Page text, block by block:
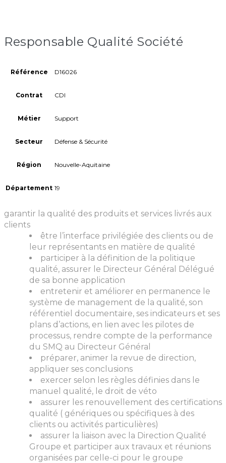
Responsable Qualité Société
Référence D16026
Contrat CDI
Métier Support
Secteur Défense & Sécurité
Région Nouvelle-Aquitaine
Département 19
garantir la qualité des produits et services livrés aux
clients
être l’interface privilégiée des clients ou de
leur représentants en matière de qualité
participer à la définition de la politique
qualité, assurer le Directeur Général Délégué
de sa bonne application
entretenir et améliorer en permanence le
système de management de la qualité, son
référentiel documentaire, ses indicateurs et ses
plans d’actions, en lien avec les pilotes de
processus, rendre compte de la performance
du SMQ au Directeur Général
préparer, animer la revue de direction,
appliquer ses conclusions
exercer selon les règles définies dans le
manuel qualité, le droit de véto
assurer les renouvellement des certifications
qualité ( génériques ou spécifiques à des
clients ou activités particulières)
assurer la liaison avec la Direction Qualité
Groupe et participer aux travaux et réunions
organisées par celle-ci pour le groupe